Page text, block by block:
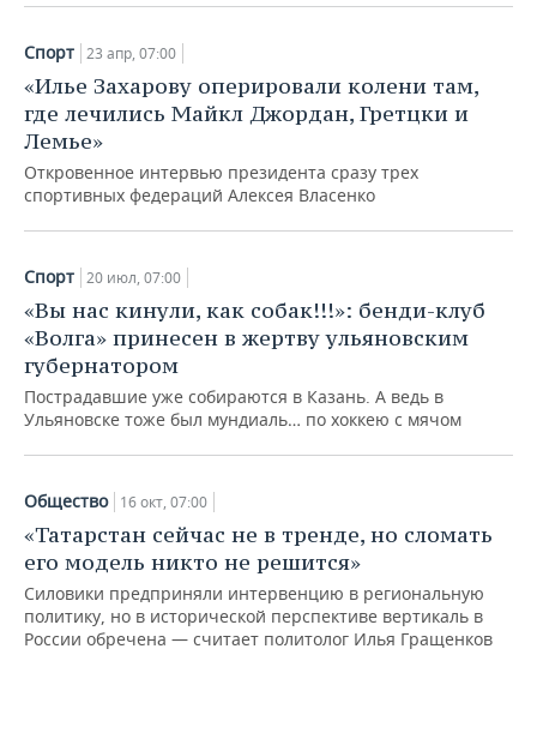
Спорт 23 апр, 07:00
«Илье Захарову оперировали колени там,
где лечились Майкл Джордан, Гретцки и
Лемье»
Откровенное интервью президента сразу трех
спортивных федераций Алексея Власенко
Спорт 20 июл, 07:00
«Вы нас кинули, как собак!!!»: бенди-клуб
«Волга» принесен в жертву ульяновским
губернатором
Пострадавшие уже собираются в Казань. А ведь в
Ульяновске тоже был мундиаль… по хоккею с мячом
Общество 16 окт, 07:00
«Татарстан сейчас не в тренде, но сломать
его модель никто не решится»
Силовики предприняли интервенцию в региональную
политику, но в исторической перспективе вертикаль в
России обречена — считает политолог Илья Гращенков